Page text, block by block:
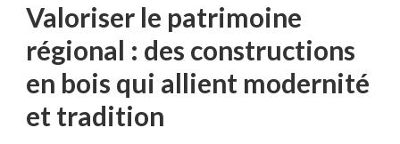
Valoriser le ⁢patrimoine
régional : des‌ constructions
en bois qui allient ⁢modernité
et ​tradition